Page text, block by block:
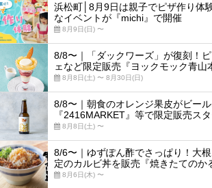
浜松町│8月9日は親子でピザ作り体
なイベントが『michi』で開催
8月9日(日) 〜
8/8〜｜「ダックワーズ」が復刻！
ェなど限定販売『ヨックモック青山
8月8日(土) 〜 8月30日(日)
8/8〜｜朝食のオレンジ果皮がビー
『2416MARKET』等で限定販売ス
8月8日(土) 〜
8/6〜｜ゆずぽん酢でさっぱり！大
定のカルビ丼を販売『焼きたてのか
8月6日(木) 〜